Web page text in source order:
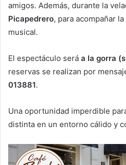
amigos. Además, durante la
Picapedrero, para acompañar
musical.
El espectáculo será a la gorra
reservas se realizan por
013881.
Una oportunidad imperdible
distinta en un entorno cálido y